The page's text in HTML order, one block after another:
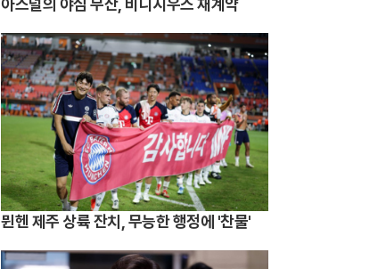
아스널의 야심 무산, 비니시우스 재계약
뮌헨 제주 상륙 잔치, 무능한 행정에 '찬물'